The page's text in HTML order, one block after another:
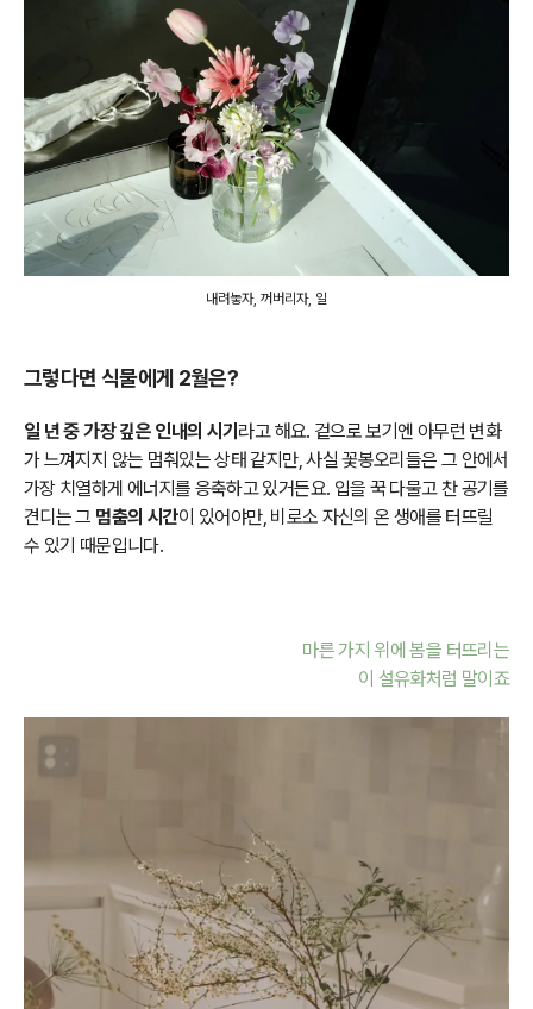
내려놓자, 꺼버리자, 일
그렇다면 식물에게 2월은?
일 년 중 가장 깊은 인내의 시기 라고 해요. 겉으로 보기엔 아무런 변화
가 느껴지지 않는 멈춰있는 상태 같지만, 사실 꽃봉오리들은 그 안에서
가장 치열하게 에너지를 응축하고 있거든요. 입을 꾹 다물고 찬 공기를
견디는 그 멈춤의 시간이 있어야만, 비로소 자신의 온 생애를 터뜨릴
수 있기 때문입니다.
마른 가지 위에 봄을 터뜨리는
이 설유화처럼 말이죠